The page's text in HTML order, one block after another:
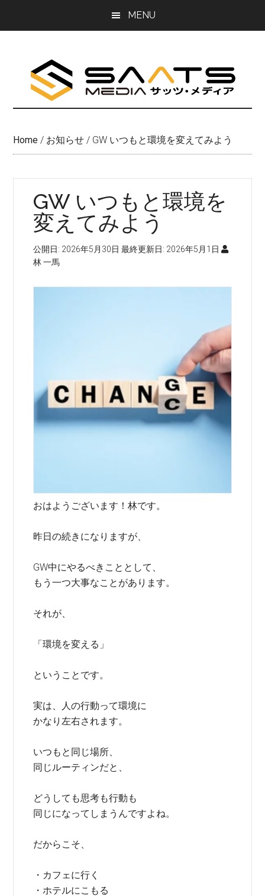
MENU
Home / お知らせ / GW いつもと環境を変えてみよう
GW いつもと環境を
変えてみよう
公開日: 2026年5月30日 最終更新日: 2026年5月1日
林 一馬
おはようございます！林です。
昨日の続きになりますが、
GW中にやるべきこととして、
もう一つ大事なことがあります。
それが、
「環境を変える」
ということです。
実は、人の行動って環境に
かなり左右されます。
いつもと同じ場所、
同じルーティンだと、
どうしても思考も行動も
同じになってしまうんですよね。
だからこそ、
・カフェに行く
・ホテルにこもる